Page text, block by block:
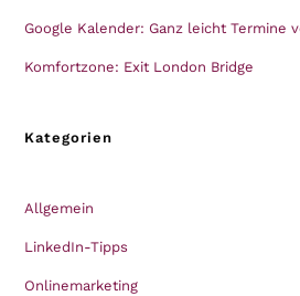
Google Kalender: Ganz leicht Termine
Komfortzone: Exit London Bridge
Kategorien
Allgemein
LinkedIn-Tipps
Onlinemarketing